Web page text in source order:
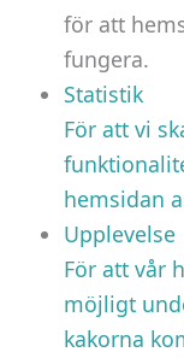
för att
fungera.
Statistik
För att vi
hemsidan
Upplevelse
För att vår
möjligt
kakorna